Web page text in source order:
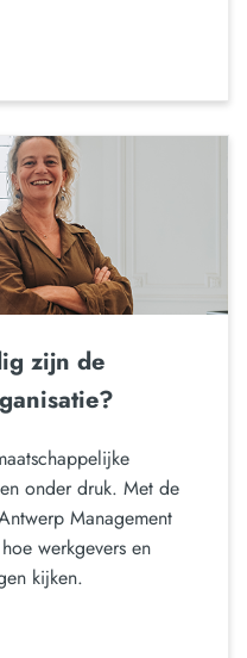
zijn de
onder druk. Met de
Management
werkgevers en
kijken.